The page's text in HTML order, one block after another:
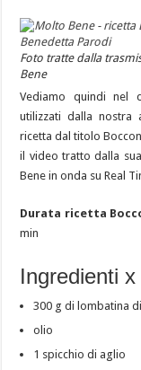
Foto tratte dalla
Bene
Vediamo quindi nel
utilizzati dalla nostra
ricetta dal titolo
il video tratto dalla
Bene in onda su Real
Durata ricetta
min
Ingredienti
300 g di lombatina
olio
1 spicchio di aglio